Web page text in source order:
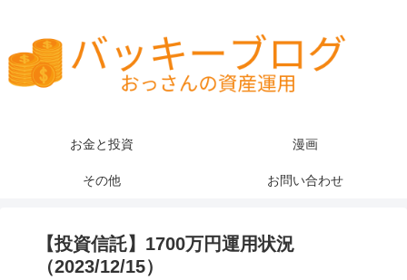
お金と投資 漫画
その他 お問い合わせ
【投資信託】1700万円運用状況
（2023/12/15）